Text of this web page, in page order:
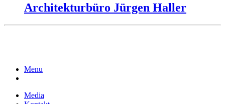
Ar­chi­tek­turbüro Jürgen Hal­ler
Menu
Media